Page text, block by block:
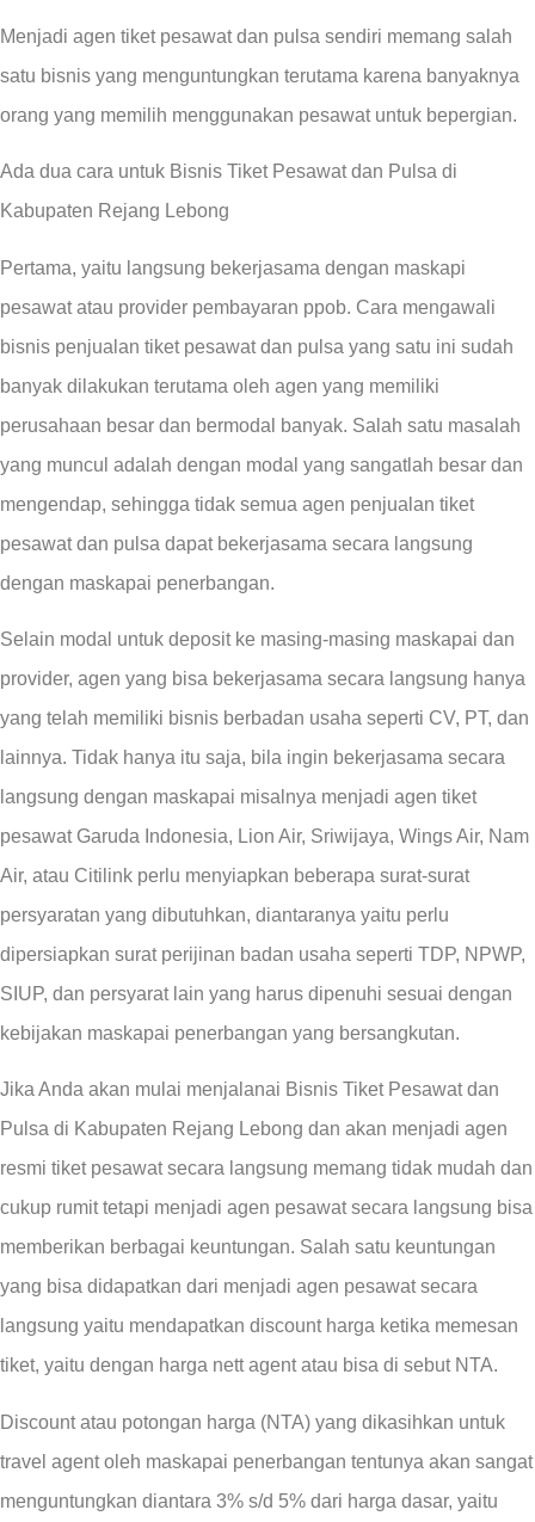
Menjadi agen tiket pesawat dan pulsa sendiri memang salah
satu bisnis yang menguntungkan terutama karena banyaknya
orang yang memilih menggunakan pesawat untuk bepergian.
Ada dua cara untuk Bisnis Tiket Pesawat dan Pulsa di
Kabupaten Rejang Lebong
Pertama, yaitu langsung bekerjasama dengan maskapi
pesawat atau provider pembayaran ppob. Cara mengawali
bisnis penjualan tiket pesawat dan pulsa yang satu ini sudah
banyak dilakukan terutama oleh agen yang memiliki
perusahaan besar dan bermodal banyak. Salah satu masalah
yang muncul adalah dengan modal yang sangatlah besar dan
mengendap, sehingga tidak semua agen penjualan tiket
pesawat dan pulsa dapat bekerjasama secara langsung
dengan maskapai penerbangan.
Selain modal untuk deposit ke masing-masing maskapai dan
provider, agen yang bisa bekerjasama secara langsung hanya
yang telah memiliki bisnis berbadan usaha seperti CV, PT, dan
lainnya. Tidak hanya itu saja, bila ingin bekerjasama secara
langsung dengan maskapai misalnya menjadi agen tiket
pesawat Garuda Indonesia, Lion Air, Sriwijaya, Wings Air, Nam
Air, atau Citilink perlu menyiapkan beberapa surat-surat
persyaratan yang dibutuhkan, diantaranya yaitu perlu
dipersiapkan surat perijinan badan usaha seperti TDP, NPWP,
SIUP, dan persyarat lain yang harus dipenuhi sesuai dengan
kebijakan maskapai penerbangan yang bersangkutan.
Jika Anda akan mulai menjalanai Bisnis Tiket Pesawat dan
Pulsa di Kabupaten Rejang Lebong dan akan menjadi agen
resmi tiket pesawat secara langsung memang tidak mudah dan
cukup rumit tetapi menjadi agen pesawat secara langsung bisa
memberikan berbagai keuntungan. Salah satu keuntungan
yang bisa didapatkan dari menjadi agen pesawat secara
langsung yaitu mendapatkan discount harga ketika memesan
tiket, yaitu dengan harga nett agent atau bisa di sebut NTA.
Discount atau potongan harga (NTA) yang dikasihkan untuk
travel agent oleh maskapai penerbangan tentunya akan sangat
menguntungkan diantara 3% s/d 5% dari harga dasar, yaitu